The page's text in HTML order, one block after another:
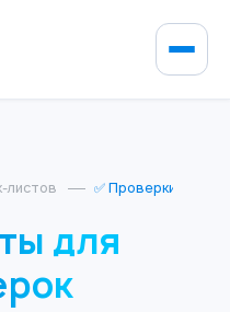
листов ✅ Проверки
для